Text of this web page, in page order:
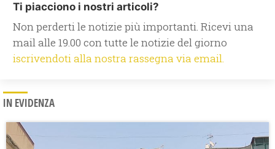
Ti piacciono i nostri articoli?
Non perderti le notizie più importanti. Ricevi una
mail alle 19.00 con tutte le notizie del giorno
iscrivendoti alla nostra rassegna via email.
IN EVIDENZA